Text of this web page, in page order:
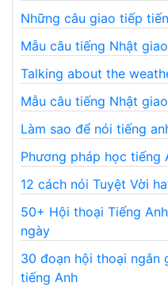
Những câu giao tiếp
Mẫu câu tiếng Nhật
Talking about the
Mẫu câu tiếng Nhật
Làm sao để nói tiếng
Phương pháp học tiếng
12 cách nói Tuyệt Vời
50+ Hội thoại Tiếng
ngày
30 đoạn hội thoại ngắn
tiếng Anh